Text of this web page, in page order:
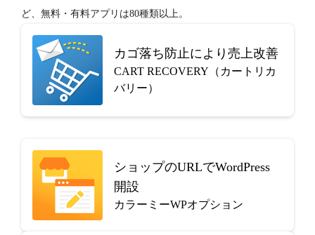
ど、無料・有料アプリは80種類以上。
カゴ落ち防止により売上改善
CART RECOVERY（カートリカ
バリー）
ショップのURLでWordPress
開設
カラーミーWPオプション